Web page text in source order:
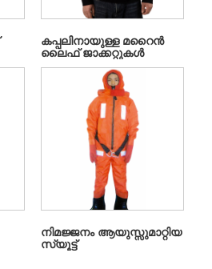
കപ്പലിനായുള്ള മറൈൻ
ലൈഫ് ജാക്കറ്റുകൾ
നിമജ്ജനം ആയുസ്സുമാറ്റിയ
സ്യൂട്ട്